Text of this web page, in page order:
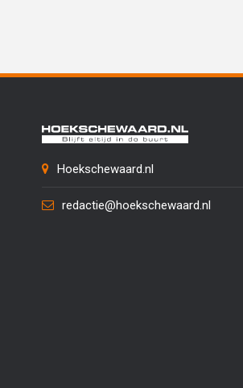
Hoekschewaard.nl
redactie@hoekschewaard.nl